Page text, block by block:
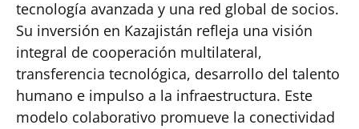
tecnología avanzada y una red global de socios.
Su inversión en Kazajistán refleja una visión
integral de cooperación multilateral,
transferencia tecnológica, desarrollo del talento
humano e impulso a la infraestructura. Este
modelo colaborativo promueve la conectividad